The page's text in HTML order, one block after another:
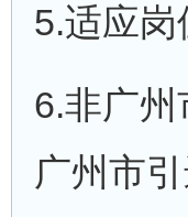
5.适应岗
6.非广
广州市